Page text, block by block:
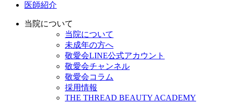
医師紹介
当院について
当院について
未成年の方へ
敬愛会LINE公式アカウント
敬愛会チャンネル
敬愛会コラム
採用情報
THE THREAD BEAUTY ACADEMY